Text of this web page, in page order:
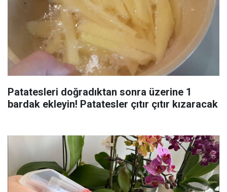
Patatesleri doğradıktan sonra üzerine 1
bardak ekleyin! Patatesler çıtır çıtır kızaracak